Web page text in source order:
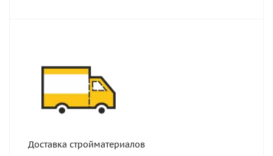
Доставка стройматериалов